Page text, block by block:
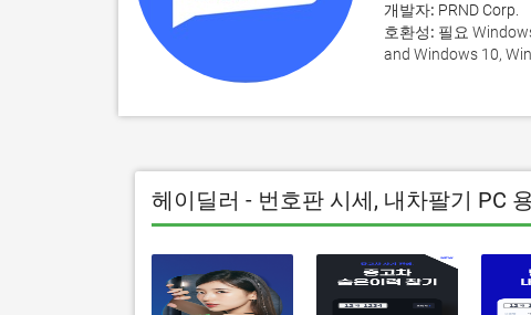
개발자: PRND Corp.
호환성: 필요
and Windows 10,
헤이딜러 - 번호판 시세, 내차팔기 PC